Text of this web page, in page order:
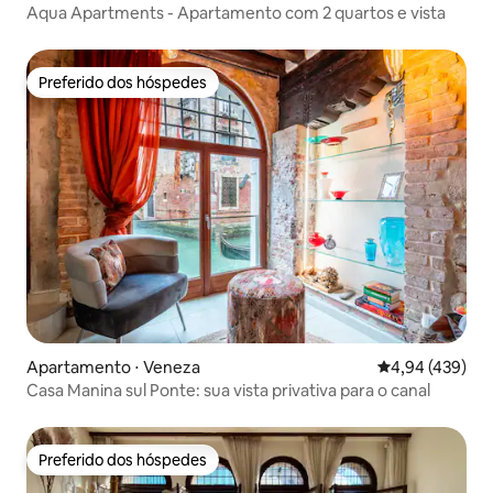
Aqua Apartments - Apartamento com 2 quartos e vista
Preferido dos hóspedes
Preferido dos hóspedes
Apartamento ⋅ Veneza 4,94 de uma
4,94 (439)
Casa Manina sul Ponte: sua vista privativa para o canal
Preferido dos hóspedes
Preferido dos hóspedes